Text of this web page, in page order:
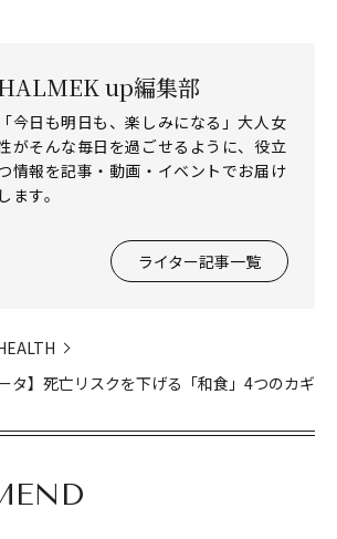
up編集部
「今日も明日も、楽しみになる」大人女
がそんな毎日を過ごせるように、役立
情報を記事・動画・イベントでお届け
します。
ライター記事一覧
タ】死亡リスクを下げる「和食」4つのカギ